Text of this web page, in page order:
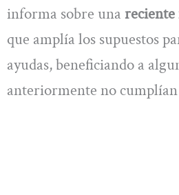
informa sobre una
que amplía los supuestos
ayudas, beneficiando a
anteriormente no